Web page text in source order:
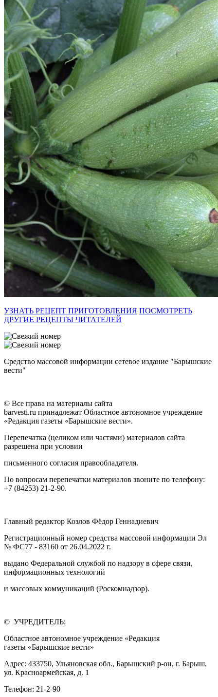
УЗНАТЬ РЕЦЕПТ ПРИГОТОВЛЕНИЯ ПОСМОТРЕТЬ
ДРУГИЕ РЕЦЕПТЫ ЧИТАТЕЛЕЙ
Средство массовой информации сетевое издание "Барышские
вести"
© Все права на материалы сайта
barvesti.ru принадлежат Областное автономное учреждение
«Редакция газеты «Барышские вести».
Перепечатка (целиком или частями) материалов сайта
разрешена при условии
письменного согласия правообладателя.
По вопросам перепечатки материалов звоните по телефону:
+7 (84253) 21-2-90.
Главный редактор Козлов Фёдор Геннадиевич
Регистрационный номер средства массовой информации Эл
№ ФС77 - 83160 от 26.04.2022 г.
выдано Федеральной службой по надзору в сфере связи,
информационных технологий
и массовых коммуникаций (Роскомнадзор).
© УЧРЕДИТЕЛЬ:
Областное автономное учреждение «Редакция
газеты «Барышские вести»
Адрес: 433750, Ульяновская обл., Барышский р-он, г. Барыш,
ул. Красноармейская, д. 1
Телефон: 21-2-90